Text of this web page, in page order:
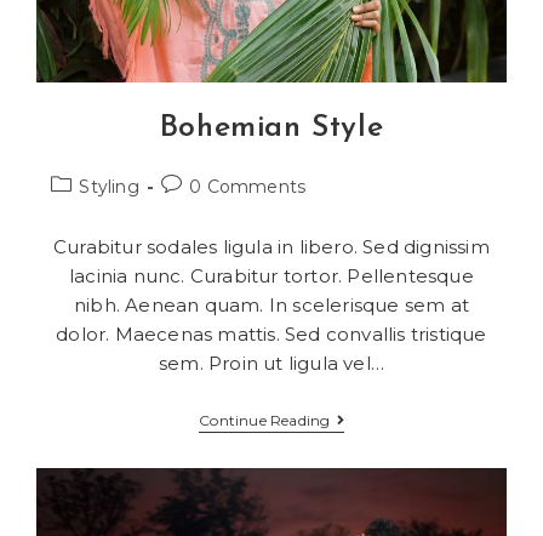
Bohemian Style
Styling 0 Comments
Curabitur sodales ligula in libero. Sed dignissim
lacinia nunc. Curabitur tortor. Pellentesque
nibh. Aenean quam. In scelerisque sem at
dolor. Maecenas mattis. Sed convallis tristique
sem. Proin ut ligula vel…
Continue Reading